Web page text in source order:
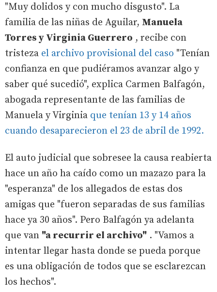
"Muy dolidos y con mucho disgusto". La
familia de las niñas de Aguilar, Manuela
Torres y Virginia Guerrero , recibe con
tristeza el archivo provisional del caso "Tenían
confianza en que pudiéramos avanzar algo y
saber qué sucedió", explica Carmen Balfagón,
abogada representante de las familias de
Manuela y Virginia que tenían 13 y 14 años
cuando desaparecieron el 23 de abril de 1992.
El auto judicial que sobresee la causa reabierta
hace un año ha caído como un mazazo para la
"esperanza" de los allegados de estas dos
amigas que "fueron separadas de sus familias
hace ya 30 años". Pero Balfagón ya adelanta
que van "a recurrir el archivo" . "Vamos a
intentar llegar hasta donde se pueda porque
es una obligación de todos que se esclarezcan
los hechos".